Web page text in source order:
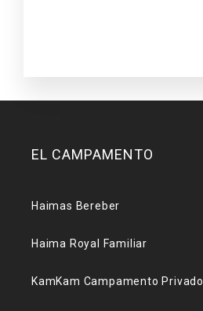
EL CAMPAMENTO
Haimas Bereber
Haima Royal Familiar
KamKam Campamento Privado